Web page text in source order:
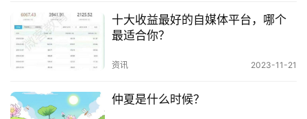
十大收益最好的自媒体平台，哪个
最适合你？
资讯 2023-11-21
仲夏是什么时候？